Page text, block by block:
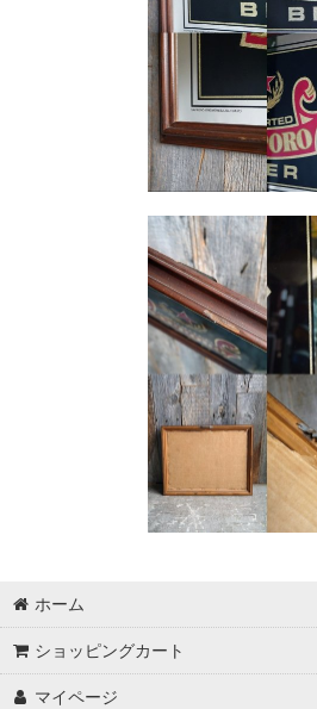
ホーム
ショッピングカート
マイページ